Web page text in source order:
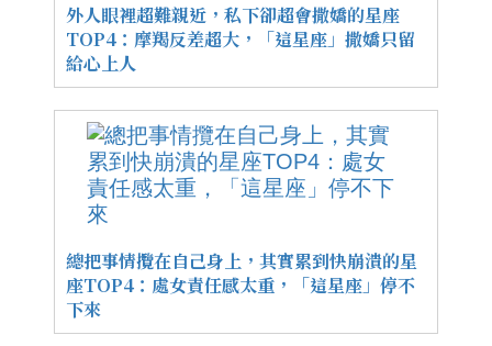
外人眼裡超難親近，私下卻超會撒嬌的星座
TOP4：摩羯反差超大，「這星座」撒嬌只留
給心上人
總把事情攬在自己身上，其實累到快崩潰的星
座TOP4：處女責任感太重，「這星座」停不
下來